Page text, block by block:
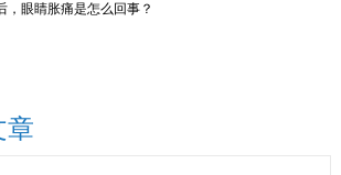
，眼睛胀痛是怎么回事？
章